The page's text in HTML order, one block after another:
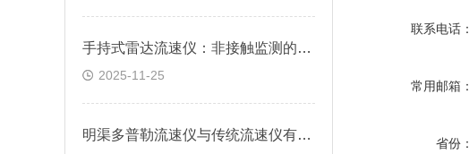
手持式雷达流速仪：非接触监测的便捷选择
2025-11-25
明渠多普勒流速仪与传统流速仪有何差异？
联系电话：
常用邮箱：
省份：